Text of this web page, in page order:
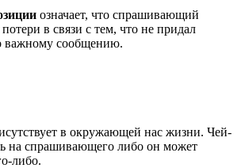
означает, что спрашивающий
в связи с тем, что не придал
важному сообщению.
в окружающей нас жизни. Чей-
на спрашивающего либо он может
либо.